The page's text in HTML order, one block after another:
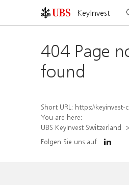
KeyInvest
404 Page
found
Short URL: https://keyinvest-ch.ubs.com/
You are here:
UBS KeyInvest Switzerland
Folgen Sie uns auf